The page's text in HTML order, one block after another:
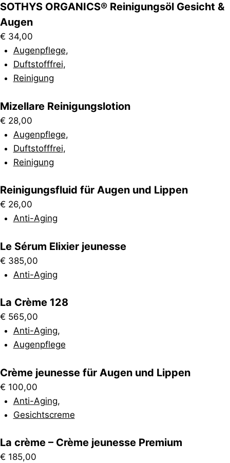
SOTHYS ORGANICS® Reinigungsöl Gesicht &
Augen
€ 34,00
Augenpflege,
Duftstofffrei,
Reinigung
Mizellare Reinigungslotion
€ 28,00
Augenpflege,
Duftstofffrei,
Reinigung
Reinigungsfluid für Augen und Lippen
€ 26,00
Anti-Aging
Le Sérum Elixier jeunesse
€ 385,00
Anti-Aging
La Crème 128
€ 565,00
Anti-Aging,
Augenpflege
Crème jeunesse für Augen und Lippen
€ 100,00
Anti-Aging,
Gesichtscreme
La crème – Crème jeunesse Premium
€ 185,00